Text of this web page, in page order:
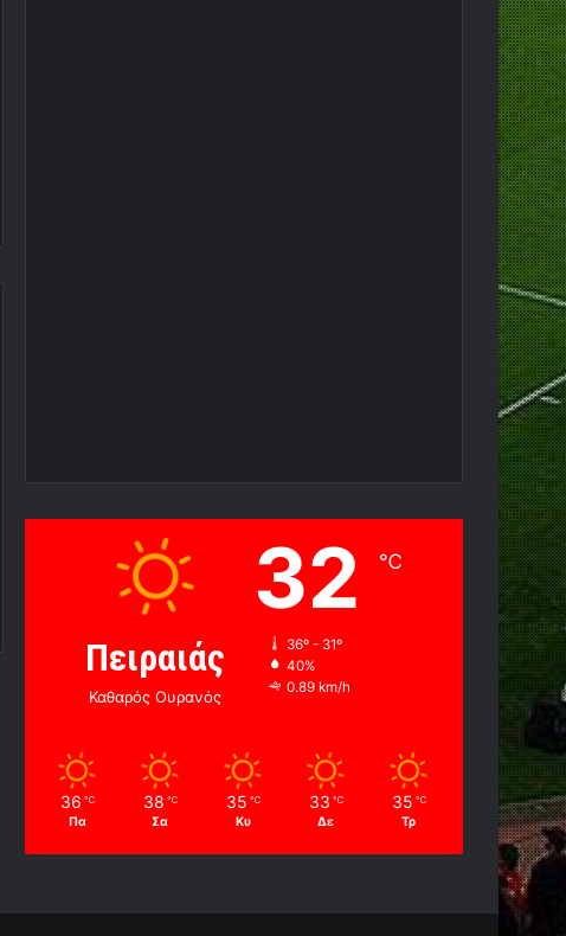
Πειραιάς
Καθαρός Ουρανός
32 ℃
36º - 31º
40%
0.89 km/h
36 ℃
Πα
38 ℃
Σα
35 ℃
Κυ
33 ℃
Δε
35 ℃
Τρ